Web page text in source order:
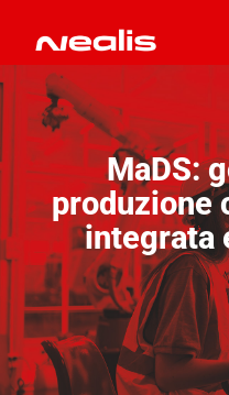
MaDS:
produzione
integrata